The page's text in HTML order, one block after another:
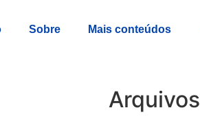
Sobre Mais conteúdos
Arquivos